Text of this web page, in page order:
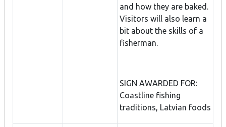
and how they are baked.
Visitors will also learn a
bit about the skills of a
fisherman.
SIGN AWARDED FOR:
Coastline fishing
traditions, Latvian foods